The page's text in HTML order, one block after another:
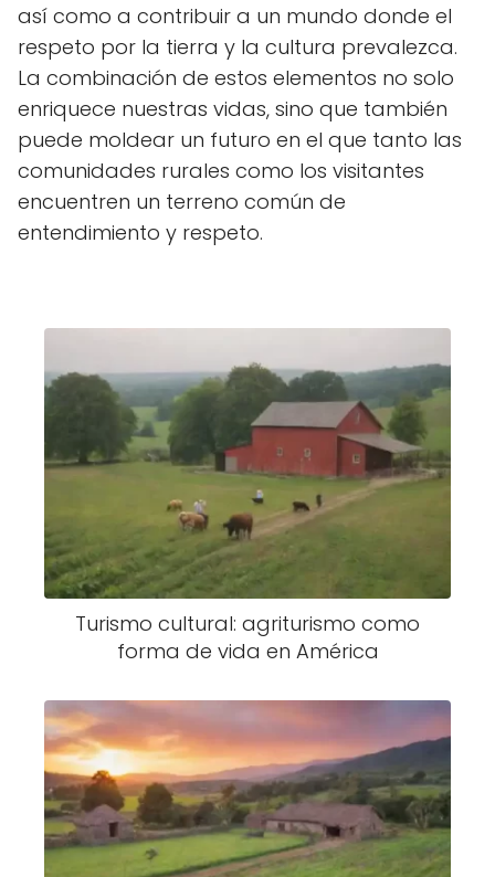
así como a contribuir a un mundo donde el
respeto por la tierra y la cultura prevalezca.
La combinación de estos elementos no solo
enriquece nuestras vidas, sino que también
puede moldear un futuro en el que tanto las
comunidades rurales como los visitantes
encuentren un terreno común de
entendimiento y respeto.
Turismo cultural: agriturismo como
forma de vida en América